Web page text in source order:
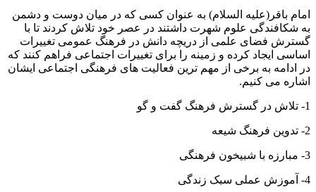
امام باقر(علیه السلام) به عنوان کسی که در میان دوست و دشمن
به شکافندگی علوم شهرت داشتند در عصر خود تلاش کردند تا با
گسترش فضای علمی از دریچه دانش در فرهنگ عمومی تغییرات
اساسی ایجاد کرده و زمینه را برای تغییرات اجتماعی فراهم کنند که
در ادامه به برخی از مهم ترین فعالیت های فرهنگی اجتماعی ایشان
اشاره می کنیم.
1- تلاش در گسترش فرهنگ گفت و گو
2- تدوین فرهنگ شیعه
3- مبارزه با شبیخون فرهنگی
4- آموزش عملی سبک زندگی